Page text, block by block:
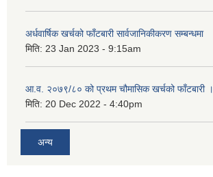
अर्धवार्षिक खर्चको फाँटबारी सार्वजानिकीकरण सम्बन्धमा
मिति: 23 Jan 2023 - 9:15am
आ.व. २०७९/८० को प्रथम चौमासिक खर्चको फाँटबारी ।
मिति: 20 Dec 2022 - 4:40pm
अन्य